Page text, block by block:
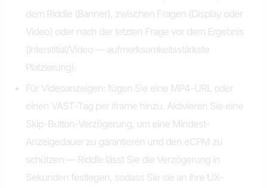
dem Riddle (Banner), zwischen Fragen (Display oder
Video) oder nach der letzten Frage vor dem Ergebnis
(Interstitial/Video — aufmerksamkeitsstärkste
Platzierung).
Für Videoanzeigen: fügen Sie eine MP4-URL oder
einen VAST-Tag per iframe hinzu. Aktivieren Sie eine
Skip-Button-Verzögerung, um eine Mindest-
Anzeigedauer zu garantieren und den eCPM zu
schützen — Riddle lässt Sie die Verzögerung in
Sekunden festlegen, sodass Sie sie an Ihre UX-